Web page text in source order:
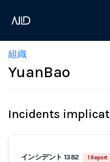
組織
YuanBao
Incidents
インシデント 1382 1 Report